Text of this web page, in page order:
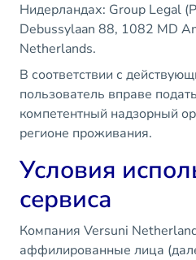
Нидерландах: Group Legal
Debussylaan 88, 1082 MD
Netherlands.
В соответствии с
пользователь вправе
компетентный надзорный
регионе проживания.
Условия
сервиса
Компания Versuni
аффилированные лица